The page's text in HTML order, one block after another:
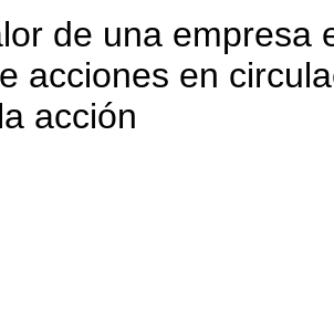
de una empresa
acciones en
acción